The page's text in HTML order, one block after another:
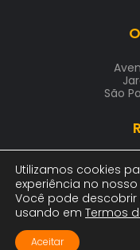
São
2025 © ARTE
00.411.688/
Utilizamos cookies
experiência no nosso
Você pode
usando em Termos
Aceitar